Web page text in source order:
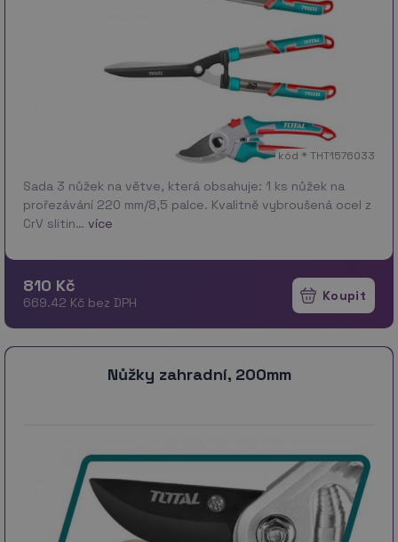
kód * THT1576033
Sada 3 nůžek na větve, která obsahuje: 1 ks nůžek na
prořezávání 220 mm/8,5 palce. Kvalitně vybroušená ocel z
CrV slitin… více
810 Kč
669.42 Kč bez DPH
Nůžky zahradní, 200mm